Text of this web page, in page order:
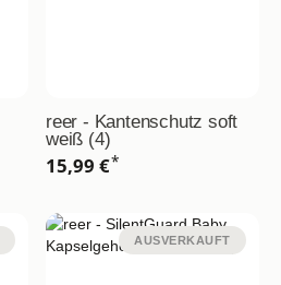
reer - Kantenschutz soft
weiß (4)
15,99 €*
AUSVERKAUFT